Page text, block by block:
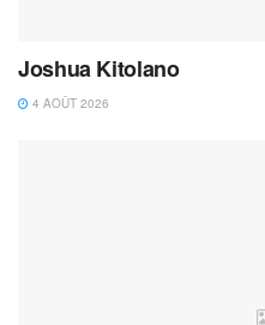
Joshua Kitolano
4 AOÛT 2026